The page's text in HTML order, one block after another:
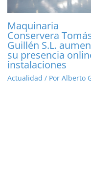
Maquinaria
Conservera
Guillén S.L.
su presencia
instalaciones
Actualidad / Por Alberto